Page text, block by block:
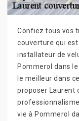
Confiez tous vos
couverture qui
installateur de
Pommerol dans
le meilleur dans
proposer Laurent
vie à Pommerol